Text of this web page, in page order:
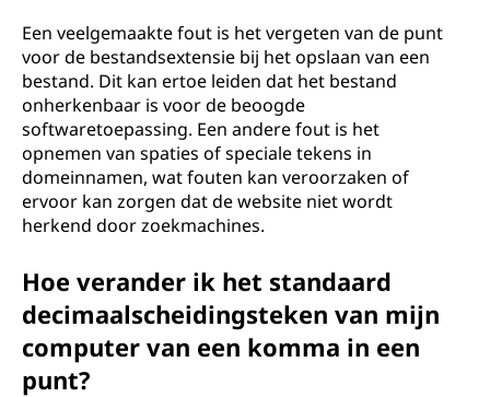
Een veelgemaakte fout is het vergeten van de punt
voor de bestandsextensie bij het opslaan van een
bestand. Dit kan ertoe leiden dat het bestand
onherkenbaar is voor de beoogde
softwaretoepassing. Een andere fout is het
opnemen van spaties of speciale tekens in
domeinnamen, wat fouten kan veroorzaken of
ervoor kan zorgen dat de website niet wordt
herkend door zoekmachines.
Hoe verander ik het standaard
decimaalscheidingsteken van mijn
computer van een komma in een
punt?